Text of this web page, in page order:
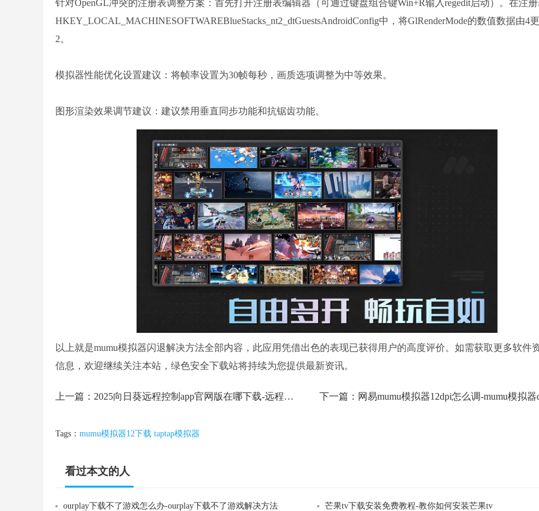
针对OpenGL冲突的注册表调整方案：首先打开注册表编辑器（可通过键盘组合键Win+R输入regedit启动）。在注
HKEY_LOCAL_MACHINESOFTWAREBlueStacks_nt2_dtGuestsAndroidConfig中，将GlRenderMode的数值数据由4
2。
模拟器性能优化设置建议：将帧率设置为30帧每秒，画质选项调整为中等效果。
图形渲染效果调节建议：建议禁用垂直同步功能和抗锯齿功能。
以上就是mumu模拟器闪退解决方法全部内容，此应用凭借出色的表现已获得用户的高度评价。如需获取更多软件
信息，欢迎继续关注本站，绿色安全下载站将持续为您提供最新资讯。
上一篇： 2025向日葵远程控制app官网版在哪下载-远程控制下载大全 下一篇：
Tags： mumu模拟器12下载 taptap模拟器
看过本文的人
还看过
ourplay下载不了游戏怎么办-ourplay下载不了游戏解决方法 芒果tv下载安装免费教程-教你如何安装芒果tv